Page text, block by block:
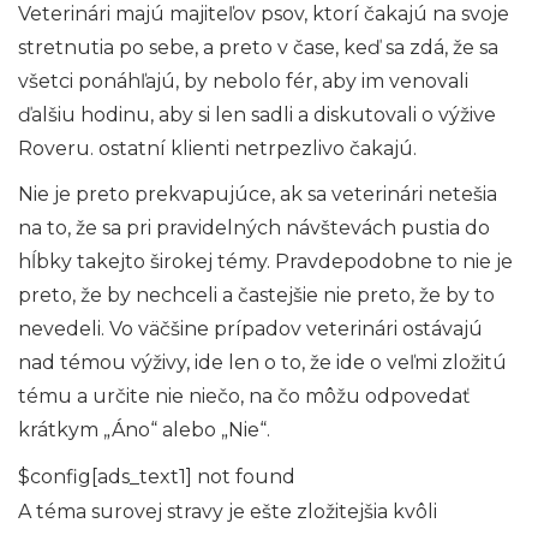
Veterinári majú majiteľov psov, ktorí čakajú na svoje
stretnutia po sebe, a preto v čase, keď sa zdá, že sa
všetci ponáhľajú, by nebolo fér, aby im venovali
ďalšiu hodinu, aby si len sadli a diskutovali o výžive
Roveru. ostatní klienti netrpezlivo čakajú.
Nie je preto prekvapujúce, ak sa veterinári netešia
na to, že sa pri pravidelných návštevách pustia do
hĺbky takejto širokej témy. Pravdepodobne to nie je
preto, že by nechceli a častejšie nie preto, že by to
nevedeli. Vo väčšine prípadov veterinári ostávajú
nad témou výživy, ide len o to, že ide o veľmi zložitú
tému a určite nie niečo, na čo môžu odpovedať
krátkym „Áno“ alebo „Nie“.
$config[ads_text1] not found
A téma surovej stravy je ešte zložitejšia kvôli